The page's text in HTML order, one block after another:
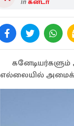
in கனடா
எல்லையில்